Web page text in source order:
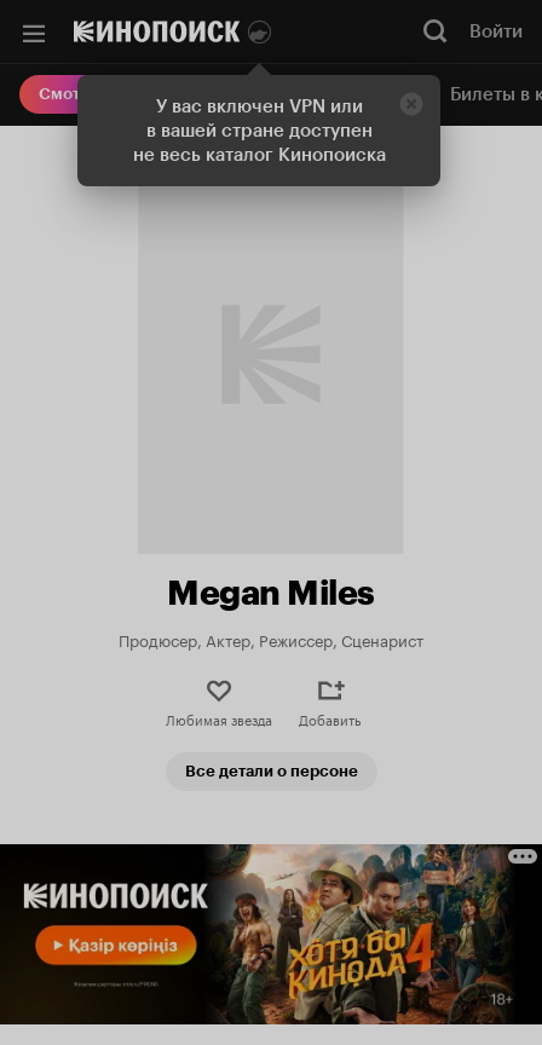
У вас включен VPN или
в вашей стране доступен
не весь каталог Кинопоиска
Войти
Смотреть кино Онлайн-кинотеатр Билеты в
Megan Miles
Продюсер, Актер, Режиссер, Сценарист
Любимая звезда Добавить
Все детали о персоне